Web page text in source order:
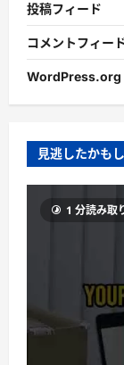
投稿フィード
コメントフィー
WordPress.org
見逃したかも
1 分読み取